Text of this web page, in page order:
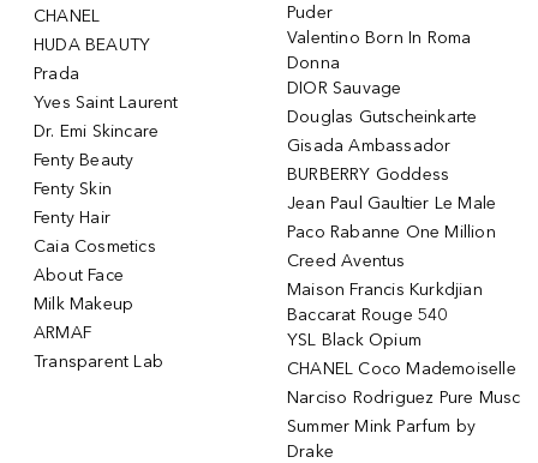
CHANEL
HUDA BEAUTY
Prada
Yves Saint Laurent
Dr. Emi Skincare
Fenty Beauty
Fenty Skin
Fenty Hair
Caia Cosmetics
About Face
Milk Makeup
ARMAF
Transparent Lab
Puder
Valentino Born In Roma
Donna
DIOR Sauvage
Douglas Gutscheinkarte
Gisada Ambassador
BURBERRY Goddess
Jean Paul Gaultier Le Male
Paco Rabanne One Million
Creed Aventus
Maison Francis Kurkdjian
Baccarat Rouge 540
YSL Black Opium
CHANEL Coco Mademoiselle
Narciso Rodriguez Pure Musc
Summer Mink Parfum by
Drake